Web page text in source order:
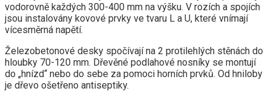
vodorovně každých 300-400 mm na výšku. V rozích a spojích
jsou instalovány kovové prvky ve tvaru L a U, které vnímají
vícesměrná napětí.
Železobetonové desky spočívají na 2 protilehlých stěnách do
hloubky 70-120 mm. Dřevěné podlahové nosníky se montují
do „hnízd“ nebo do sebe za pomoci horních prvků. Od hniloby
je dřevo ošetřeno antiseptiky.